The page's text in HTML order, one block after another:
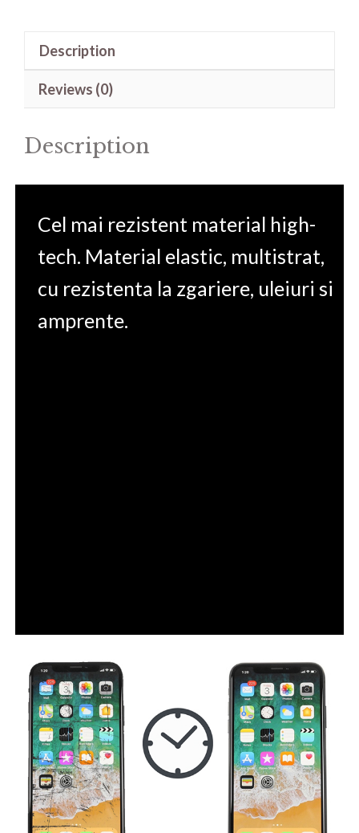
Description
Reviews (0)
Description
Cel mai rezistent material high-
tech. Material elastic, multistrat,
cu rezistenta la zgariere, uleiuri si
amprente.